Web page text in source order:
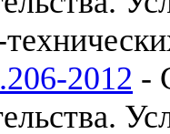
2012 -